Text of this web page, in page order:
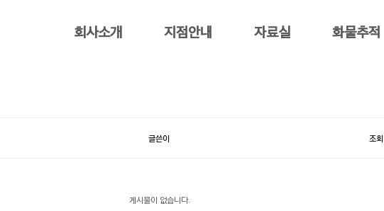
회사소개 지점안내 자료실 화물추적
글쓴이 조회
게시물이 없습니다.